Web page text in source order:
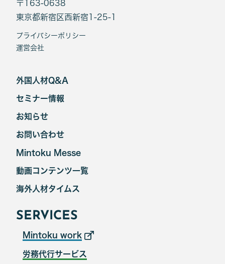
〒163-0638
東京都新宿区西新宿1-25-1
プライバシーポリシー
運営会社
外国人材Q&A
セミナー情報
お知らせ
お問い合わせ
Mintoku Messe
海外人材タイムス
動画コンテンツ一覧
SERVICES
Mintoku work
労務代行サービス